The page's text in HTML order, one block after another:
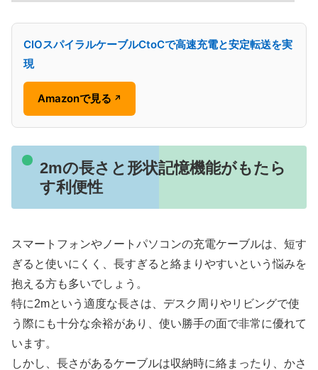
CIOスパイラルケーブルCtoCで高速充電と安定転送を実
現
Amazonで見る ↗
2mの長さと形状記憶機能がもたら
す利便性
スマートフォンやノートパソコンの充電ケーブルは、短す
ぎると使いにくく、長すぎると絡まりやすいという悩みを
抱える方も多いでしょう。
特に2mという適度な長さは、デスク周りやリビングで使
う際にも十分な余裕があり、使い勝手の面で非常に優れて
います。
しかし、長さがあるケーブルは収納時に絡まったり、かさ